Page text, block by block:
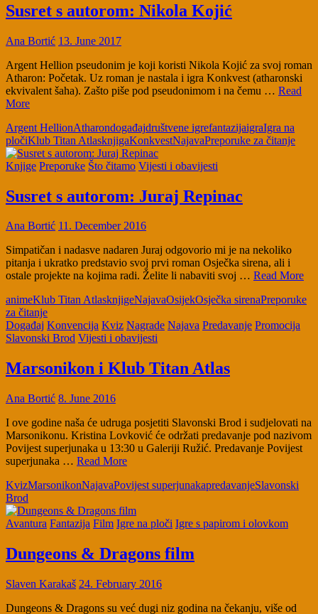
Susret s autorom: Nikola Kojić
Ana Bortić 13. June 2017
Argent Hellion pseudonim je koji koristi Nikola Kojić za svoj roman
Atharon: Početak. Uz roman je nastala i igra Konkvest (atharonski
ekvivalent šaha). Zašto piše pod pseudonimom i na čemu … Read
More
Argent HellionAtharondogađajdruštvene igrefantazijaigraIgra na
pločiKlub Titan AtlasknjigaKonkvestNajavaPreporuke za čitanje
Knjige Preporuke Što čitamo Vijesti i obavijesti
Susret s autorom: Juraj Repinac
Ana Bortić 11. December 2016
Simpatičan i nadasve nadaren Juraj odgovorio mi je na nekoliko
pitanja i ukratko predstavio svoj prvi roman Osječka sirena, ali i
ostale projekte na kojima radi. Želite li nabaviti svoj … Read More
animeKlub Titan AtlasknjigeNajavaOsijekOsječka sirenaPreporuke
za čitanje
Događaj Konvencija Kviz Nagrade Najava Predavanje Promocija
Slavonski Brod Vijesti i obavijesti
Marsonikon i Klub Titan Atlas
Ana Bortić 8. June 2016
I ove godine naša će udruga posjetiti Slavonski Brod i sudjelovati na
Marsonikonu. Kristina Lovković će održati predavanje pod nazivom
Povijest superjunaka u 13:30 u Galeriji Ružić. Predavanje Povijest
superjunaka … Read More
KvizMarsonikonNajavaPovijest superjunakapredavanjeSlavonski
Brod
Avantura Fantazija Film Igre na ploči Igre s papirom i olovkom
Dungeons & Dragons film
Slaven Karakaš 24. February 2016
Dungeons & Dragons su već dugi niz godina na čekanju, više od